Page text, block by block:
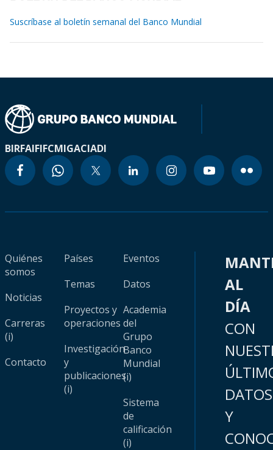
Suscríbase al boletín semanal del Banco Mundial
BIRFAIFIFCMIGACIADI
Quiénes
somos
Noticias
Carreras
(i)
Contacto
Países
Temas
Proyectos y
operaciones
Investigación
y
publicaciones
(i)
Eventos
Datos
Academia
del
Grupo
Banco
Mundial
(i)
Sistema
de
calificación
(i)
AL
DÍA
CON
DATOS
Y